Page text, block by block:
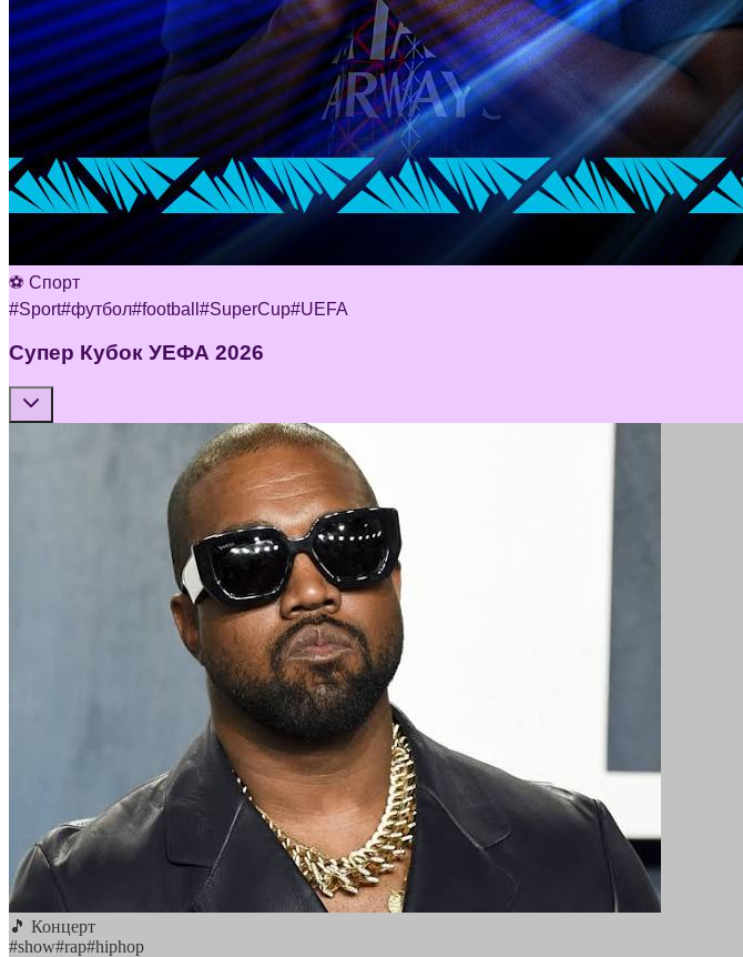
⚽ Спорт
#Sport#футбол#football #SuperCup#UEFA
Супер Кубок УЕФА 2026
🎵 Концерт
#show#rap#hiphop